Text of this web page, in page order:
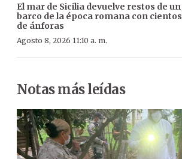
El mar de Sicilia devuelve restos de un
barco de la época romana con cientos
de ánforas
Agosto 8, 2026 11:10 a. m.
Notas más leídas